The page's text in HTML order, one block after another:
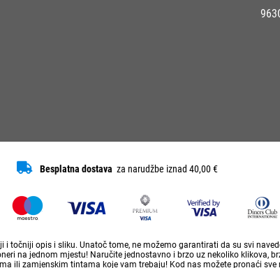
Besplatna dostava za narudžbe iznad 40,00 €
i točniji opis i sliku. Unatoč tome, ne možemo garantirati da su svi
na jednom mjestu! Naručite jednostavno i brzo uz nekoliko klikova,
ili zamjenskim tintama koje vam trebaju! Kod nas možete pronaći